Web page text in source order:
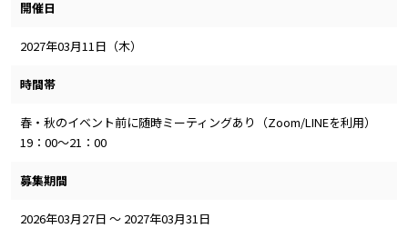
開催日
2027年03月11日（木）
時間帯
春・秋のイベント前に随時ミーティングあり（Zoom/LINEを利用）
19：00～21：00
募集期間
2026年03月27日 ～ 2027年03月31日